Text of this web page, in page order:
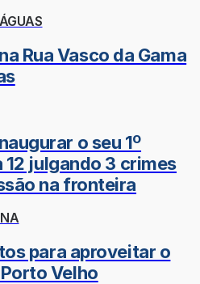
Rua Vasco da Gama
o seu 1º
julgando 3 crimes
na fronteira
para aproveitar o
Velho